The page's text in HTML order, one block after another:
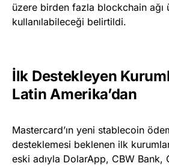
üzere birden fazla blockchain ağı
kullanılabileceği belirtildi.
İlk Destekleyen
Latin Amerika’dan
Mastercard’ın yeni stablecoin
desteklemesi beklenen ilk
eski adıyla DolarApp, CBW Bank,